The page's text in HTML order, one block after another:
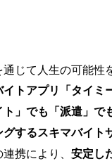
通じて人生の可能
イトアプリ「タイミ
」でも「派遣」で
グするスキマバイト
携により、 安定し